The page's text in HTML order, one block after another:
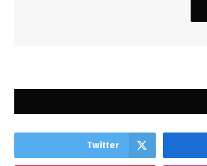
Twitter